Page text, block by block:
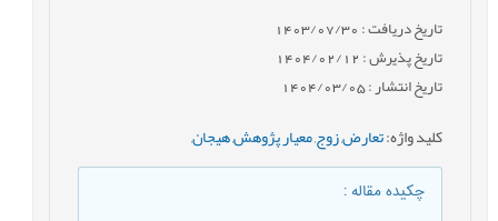
تاریخ دریافت : 1403/07/30
تاریخ پذیرش : 1404/02/12
تاریخ انتشار : 1404/03/05
کلید واژه:تعارض,زوج‌,معیار پژوهش,هیجان,
چکیده مقاله: